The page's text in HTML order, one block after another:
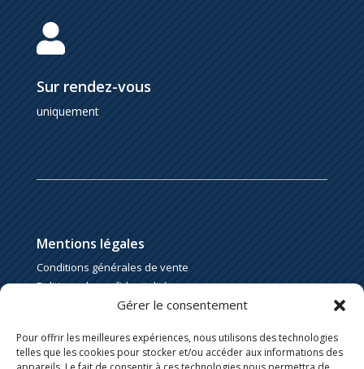
Gérer le consentement
Pour offrir les meilleures expériences, nous utilisons des technologies
telles que les cookies pour stocker et/ou accéder aux informations des

Sur rendez-vous
uniquement
Mentions légales
Conditions générales de vente
Politique de confidentialité
Politique de cookies